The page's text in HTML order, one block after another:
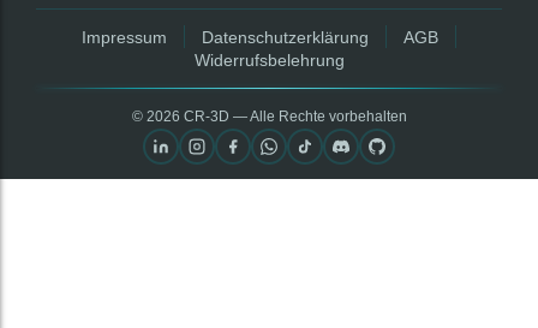
Impressum Datenschutzerklärung
AGB
Widerrufsbelehrung
© 2026 CR‑3D — Alle Rechte vorbehalten